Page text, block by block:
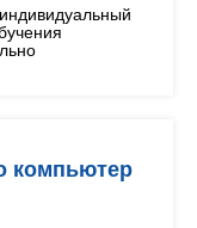
компьютер